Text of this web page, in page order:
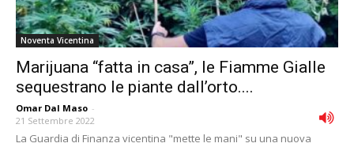
Noventa Vicentina
Marijuana “fatta in casa”, le Fiamme Gialle
sequestrano le piante dall’orto....
Omar Dal Maso -
21 Settembre 2022
La Guardia di Finanza vicentina "mette le mani" su una nuova